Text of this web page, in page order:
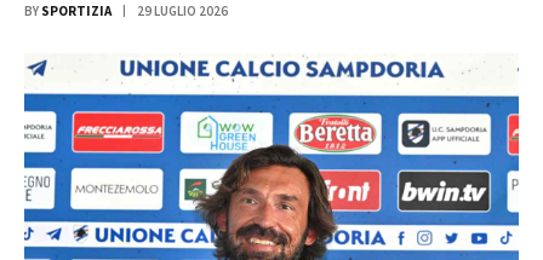
BY SPORTIZIA 29 LUGLIO 2026